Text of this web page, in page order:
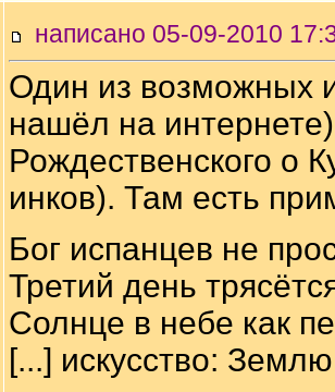
написано 05-09-2010
Один из возможных
нашёл на
Рождественского о
инков). Там есть
Бог испанцев не
Третий день
Солнце в небе как
[...] искусство: